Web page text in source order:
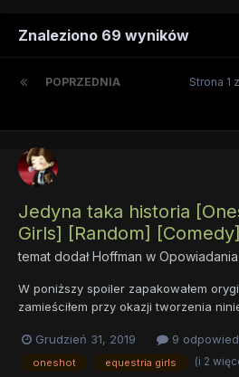
Znaleziono 69 wyników
POPRZEDNIA Strona 1
Jedyna taka historia
Girls] [Random] [Comedy]
temat dodałHoffman w
W poniższy spoiler zapakowałem
zamieściłem przy okazji tworzenia
"terapię Kresów", czyli zostaje
opowiadań - tym samym spełniam
Grudzień 31, 2019 9
oneshot equestria girls (i 2